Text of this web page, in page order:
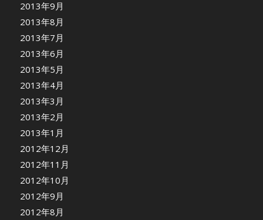
2013年9月
2013年8月
2013年7月
2013年6月
2013年5月
2013年4月
2013年3月
2013年2月
2013年1月
2012年12月
2012年11月
2012年10月
2012年9月
2012年8月